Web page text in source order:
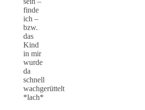
finde
ich –
bzw.
das
Kind
in mir
wurde
da
schnell
wachgerüttelt
*lach*